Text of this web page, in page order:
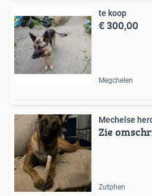
te koop
€ 300,00
Megchelen
Mechelse
Zie
Zutphen